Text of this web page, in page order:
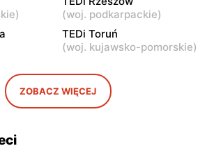
ul.
Mława al. Józefa
Piłsudskiego 39
18 Kutno, ul. Żwirki i Wigury 2
)
(woj. podkarpackie)
TEDi Toruń
(woj. kujawsko-pomorskie)
ZOBACZ WIĘCEJ